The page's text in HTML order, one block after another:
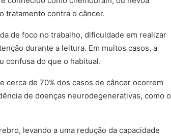
tratamento contra o câncer.
de foco no trabalho, dificuldade em realizar
durante a leitura. Em muitos casos, a
confusa do que o habitual.
cerca de 70% dos casos de câncer ocorrem
de doenças neurodegenerativas, como o
levando a uma redução da capacidade